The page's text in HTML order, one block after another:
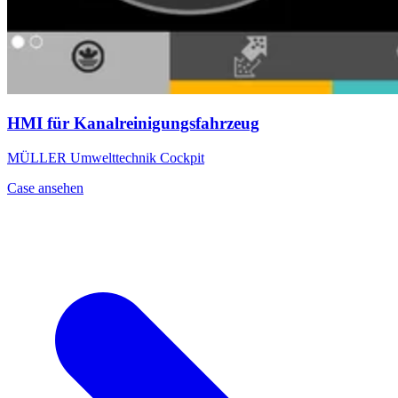
HMI für Kanalreinigungsfahrzeug
MÜLLER Umwelttechnik Cockpit
Case ansehen